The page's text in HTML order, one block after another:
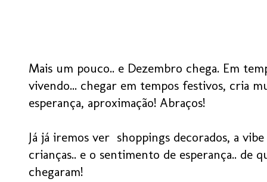
Mais um pouco.. e Dezembro chega. Em
vivendo... chegar em tempos festivos, cria
esperança, aproximação! Abraços!
Já já iremos ver shoppings decorados, a
crianças.. e o sentimento de esperança.. de
chegaram!